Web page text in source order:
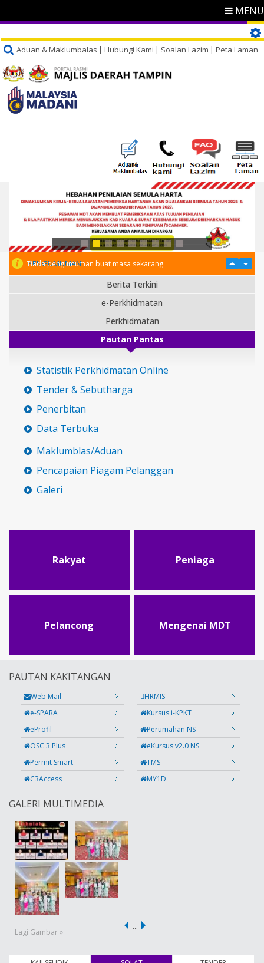
MENU
Aduan & Maklumbalas Hubungi Kami Soalan Lazim Peta Laman
PENGUMUMAN
Tiada pengumuman buat masa sekarang
Berita Terkini
e-Perkhidmatan
Perkhidmatan
Pautan Pantas
Statistik Perkhidmatan Online
Tender & Sebutharga
Penerbitan
Data Terbuka
Maklumblas/Aduan
Pencapaian Piagam Pelanggan
Galeri
Rakyat Peniaga
Pelancong Mengenai MDT
PAUTAN KAKITANGAN
Web Mail
HRMIS
e-SPARA
Kursus i-KPKT
eProfil
Perumahan NS
OSC 3 Plus
eKursus v2.0 NS
Permit Smart
TMS
C3Access
MY1D
GALERI MULTIMEDIA
Lagi Gambar »
…